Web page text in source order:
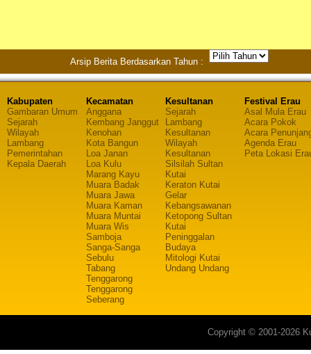
Arsip Berita Berdasarkan Tahun :
Kabupaten
Gambaran Umum
Sejarah
Wilayah
Lambang
Pemerintahan
Kepala Daerah
Kecamatan
Anggana
Kembang Janggut
Kenohan
Kota Bangun
Loa Janan
Loa Kulu
Marang Kayu
Muara Badak
Muara Jawa
Muara Kaman
Muara Muntai
Muara Wis
Samboja
Sanga-Sanga
Sebulu
Tabang
Tenggarong
Tenggarong
Seberang
Kesultanan
Sejarah
Lambang
Kesultanan
Wilayah
Kesultanan
Silsilah Sultan
Kutai
Keraton Kutai
Gelar
Kebangsawanan
Ketopong Sultan
Kutai
Peninggalan
Budaya
Mitologi Kutai
Undang Undang
Festival Erau
Asal Mula Erau
Acara Pokok
Acara
Agenda Erau
Peta Lokasi
Copyright © 2001-2026